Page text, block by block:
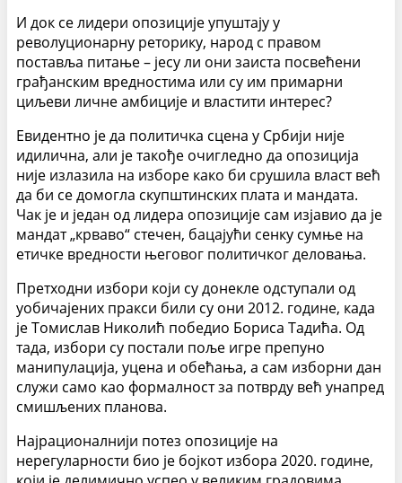
И док се лидери опозиције упуштају у
револуционарну реторику, народ с правом
поставља питање – јесу ли они заиста посвећени
грађанским вредностима или су им примарни
циљеви личне амбиције и властити интерес?
Евидентно је да политичка сцена у Србији није
идилична, али је такође очигледно да опозиција
није излазила на изборе како би срушила власт већ
да би се домогла скупштинских плата и мандата.
Чак је и један од лидера опозиције сам изјавио да је
мандат „крваво“ стечен, бацајући сенку сумње на
етичке вредности његовог политичког деловања.
Претходни избори који су донекле одступали од
уобичајених пракси били су они 2012. године, када
је Томислав Николић победио Бориса Тадића. Од
тада, избори су постали поље игре препуно
манипулација, уцена и обећања, а сам изборни дан
служи само као формалност за потврду већ унапред
смишљених планова.
Најрационалнији потез опозиције на
нерегуларности био је бојкот избора 2020. године,